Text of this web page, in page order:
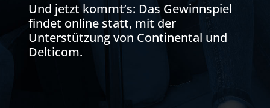
Und jetzt kommt’s: Das Gewinnspiel
findet online statt, mit der
Unterstützung von Continental und
Delticom.